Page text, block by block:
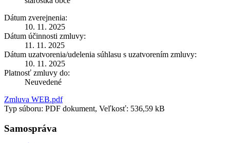
Dátum zverejnenia:
10. 11. 2025
Dátum účinnosti zmluvy:
11. 11. 2025
Dátum uzatvorenia/udelenia súhlasu s uzatvorením zmluvy:
10. 11. 2025
Platnosť zmluvy do:
Neuvedené
Zmluva WEB.pdf
Typ súboru: PDF dokument, Veľkosť: 536,59 kB
Samospráva